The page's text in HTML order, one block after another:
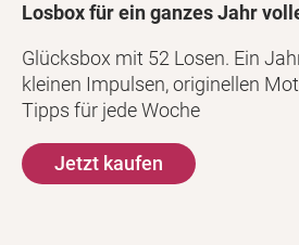
Losbox für ein ganzes Jahr
Glücksbox mit 52 Losen. Ein
kleinen Impulsen, originellen
Tipps für jede Woche
Jetzt kaufen